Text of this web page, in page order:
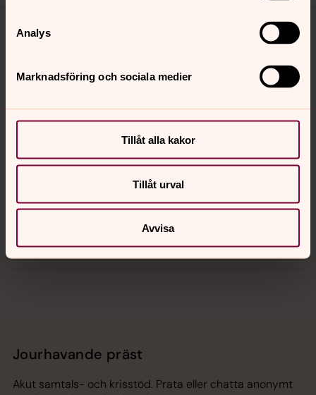
Analys
Marknadsföring och sociala medier
Tillåt alla kakor
Tillåt urval
Avvisa
Kontakt
Sociala kanaler
Jourhavande präst
Akut samtals- och krisstöd. Prata eller chatta anonymt